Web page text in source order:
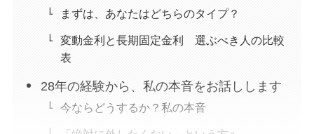
まずは、あなたはどちらのタイプ？
変動金利と長期固定金利 選ぶべき人の比較
表
28年の経験から、私の本音をお話しします
今ならどうするか？私の本音